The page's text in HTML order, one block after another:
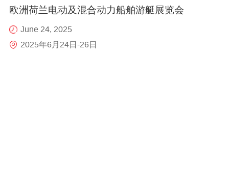
欧洲荷兰电动及混合动力船舶游艇展览会
June 24, 2025
2025年6月24日-26日